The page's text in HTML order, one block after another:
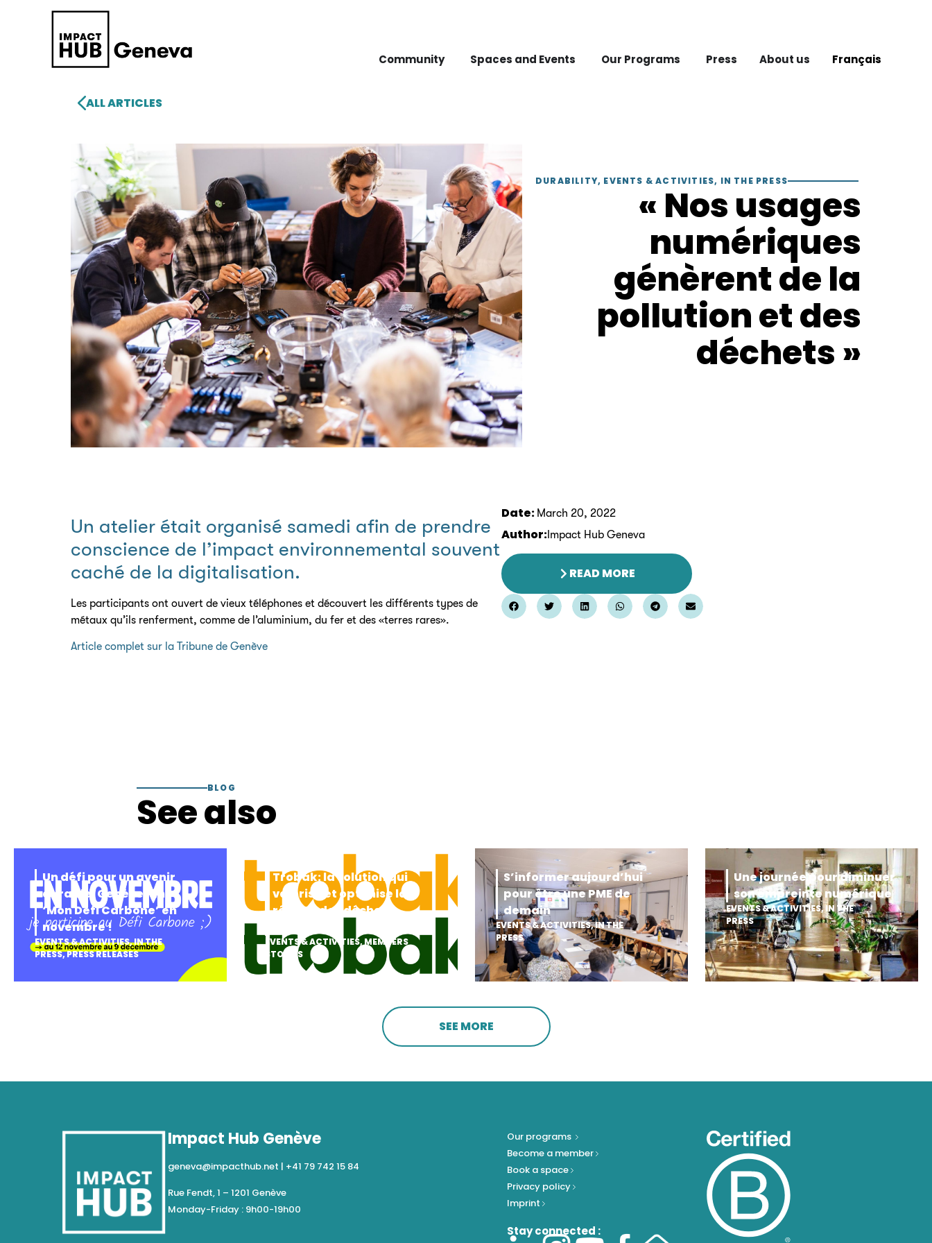
Community Spaces and Events Our Programs Press About us Français
ALL ARTICLES
DURABILITY, EVENTS & ACTIVITIES, IN THE PRESS
« Nos usages
numériques
génèrent de la
pollution et des
déchets »
Un atelier était organisé samedi afin de prendre
conscience de l’impact environnemental souvent
caché de la digitalisation.
Les participants ont ouvert de vieux téléphones et découvert les différents types de
métaux qu’ils renferment, comme de l’aluminium, du fer et des «terres rares».
Article complet sur la Tribune de Genève
Date: March 20, 2022
Author: Impact Hub Geneva
READ MORE
BLOG
See also
Un défi pour un avenir
durable: Genève lance
‘Mon Défi Carbone’ en
novembre !
EVENTS & ACTIVITIES,IN THE
PRESS,PRESS RELEASES
Trobak: la solution qui
valorise et optimise la
récolte des déchets
EVENTS & ACTIVITIES,MEMBERS
STORIES
S’informer aujourd’hui
pour être une PME de
demain
EVENTS & ACTIVITIES,IN THE
PRESS
Une journée pour diminuer
son empreinte numérique
EVENTS & ACTIVITIES,IN THE
PRESS
SEE MORE
Impact Hub Genève
geneva@impacthub.net | +41 79 742 15 84
Rue Fendt, 1 – 1201 Genève
Monday-Friday : 9h00-19h00
Our programs
Become a member
Book a space
Privacy policy
Imprint
Stay connected :